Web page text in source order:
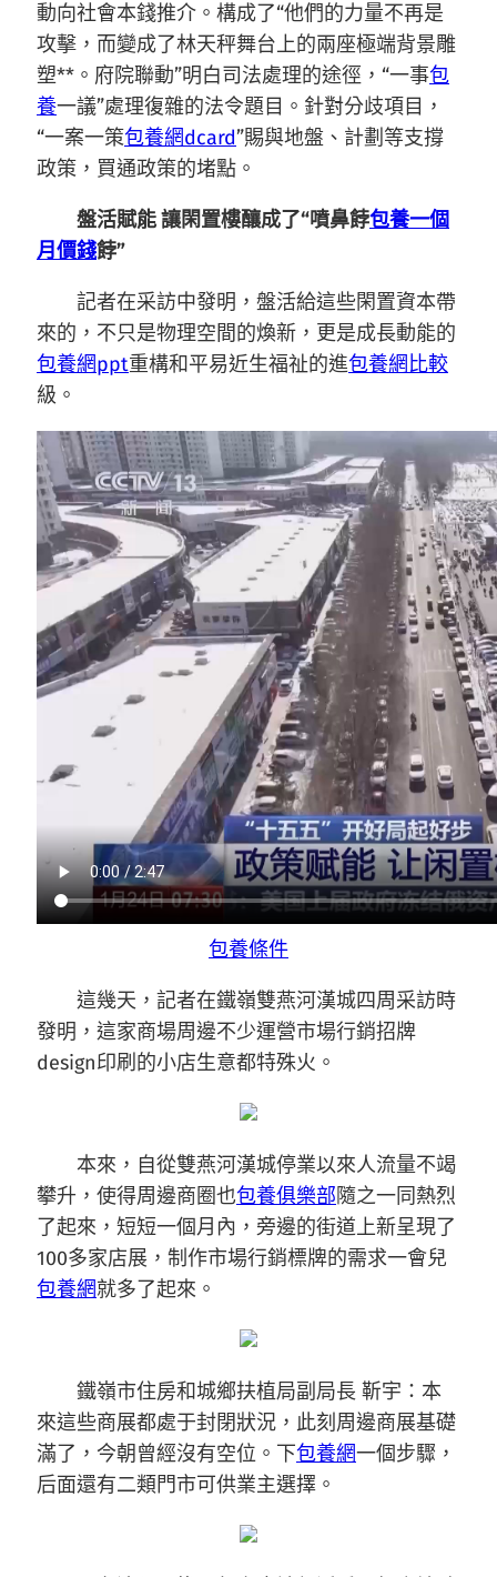
動向社會本錢推介。構成了“他們的力量不再是
攻擊，而變成了林天秤舞台上的兩座極端背景雕
塑**。府院聯動”明白司法處理的途徑，“一事包
養一議”處理復雜的法令題目。針對分歧項目，
“一案一策包養網dcard”賜與地盤、計劃等支撐
政策，買通政策的堵點。
盤活賦能 讓閑置樓釀成了“噴鼻餑包養一個
月價錢餑”
記者在采訪中發明，盤活給這些閑置資本帶
來的，不只是物理空間的煥新，更是成長動能的
包養網ppt重構和平易近生福祉的進包養網比較
級。
包養條件
這幾天，記者在鐵嶺雙燕河漢城四周采訪時
發明，這家商場周邊不少運營市場行銷招牌
design印刷的小店生意都特殊火。
本來，自從雙燕河漢城停業以來人流量不竭
攀升，使得周邊商圈也包養俱樂部隨之一同熱烈
了起來，短短一個月內，旁邊的街道上新呈現了
100多家店展，制作市場行銷標牌的需求一會兒
包養網就多了起來。
鐵嶺市住房和城鄉扶植局副局長 靳宇：本
來這些商展都處于封閉狀況，此刻周邊商展基礎
滿了，今朝曾經沒有空位。下包養網一個步驟，
后面還有二類門市可供業主選擇。